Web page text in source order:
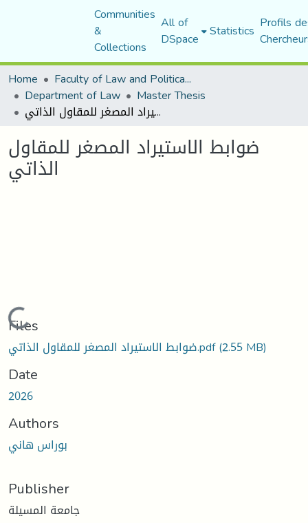
Communities
&
Collections
All of
DSpace Statistics Profils
Home
Faculty of Law and Political Science
Department of Law Master Thesis
ضوابط الاستيراد المصغر للمقاول الذاتي
ضوابط الاستيراد المصغر للمقاول
الذاتي
Loading...
Files
ضوابط الاستيراد المصغر للمقاول الذاتي.pdf(2.55 MB)
Date
2026
Authors
بوراس هاني
Publisher
جامعة المسيلة